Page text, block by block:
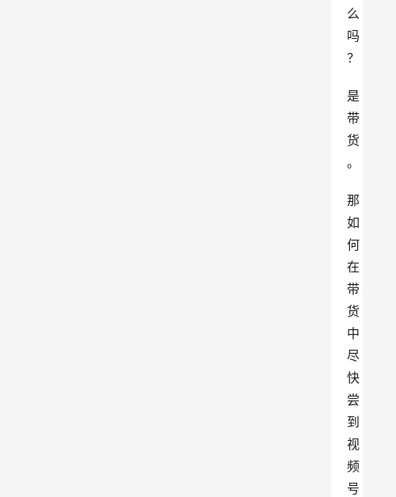
么
吗
？
是
带
货
。
那
如
何
在
带
货
中
尽
快
尝
到
视
频
号